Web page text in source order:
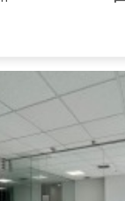
VER INMUEBLE